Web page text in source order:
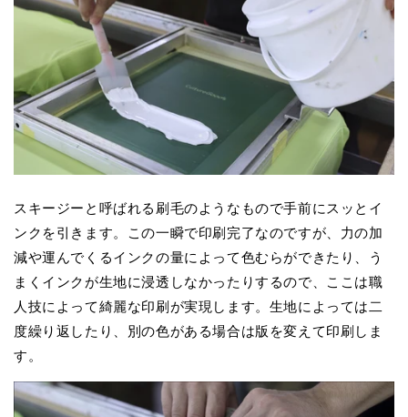
スキージーと呼ばれる刷毛のようなもので手前にスッとイ
ンクを引きます。この一瞬で印刷完了なのですが、力の加
減や運んでくるインクの量によって色むらができたり、う
まくインクが生地に浸透しなかったりするので、ここは職
人技によって綺麗な印刷が実現します。生地によっては二
度繰り返したり、別の色がある場合は版を変えて印刷しま
す。